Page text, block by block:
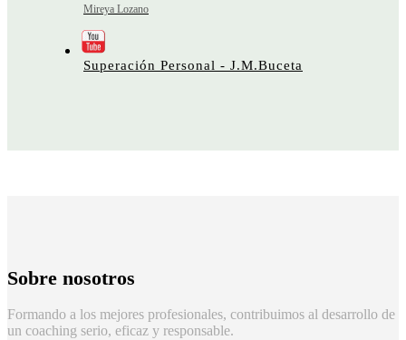
Mireya Lozano
Superación Personal - J.M.Buceta
Sobre nosotros
Formando a los mejores profesionales, contribuimos al desarrollo de
un coaching serio, eficaz y responsable.